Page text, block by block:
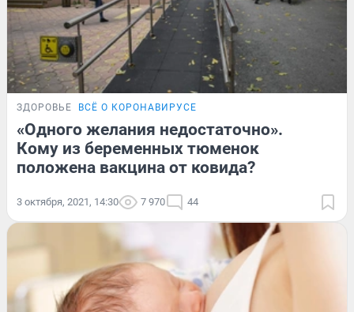
ЗДОРОВЬЕ ВСЁ О КОРОНАВИРУСЕ
«Одного желания недостаточно».
Кому из беременных тюменок
положена вакцина от ковида?
3 октября, 2021, 14:30 7 970 44